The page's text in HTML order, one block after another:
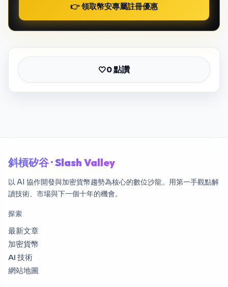
👉 領取幣安專屬註冊優惠
🤍0 點讚
斜槓矽谷 · Slash Valley
以 AI 協作開發與加密貨幣趨勢為核心的數位沙龍。用第一手觀點解
讀技術、市場與下一個十年的機會。
探索
最新文章
加密貨幣
AI 技術
網站地圖